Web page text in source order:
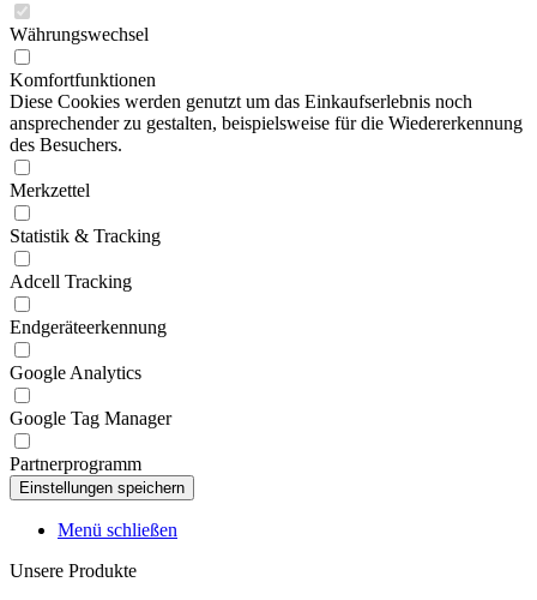
Währungswechsel
Komfortfunktionen
Diese Cookies werden genutzt um das Einkaufserlebnis noch
ansprechender zu gestalten, beispielsweise für die Wiedererkennung
des Besuchers.
Merkzettel
Statistik & Tracking
Adcell Tracking
Endgeräteerkennung
Google Analytics
Google Tag Manager
Partnerprogramm
Menü schließen
Unsere Produkte